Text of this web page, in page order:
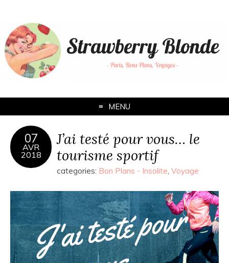
MENU
07
AVR
2018
J’ai testé pour vous… le
tourisme sportif
categories: Bon Plans - Insolite Voyage